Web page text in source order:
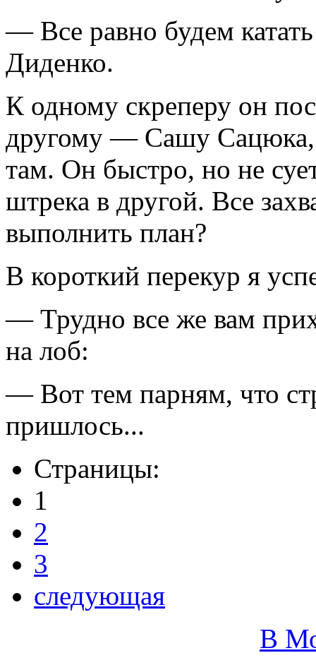
— Все равно будем
Диденко.
К одному скреперу он
другому — Сашу Сацюка,
там. Он быстро, но не
штрека в другой. Все
выполнить план?
В короткий перекур я
— Трудно все же вам
на лоб:
— Вот тем парням, что
пришлось...
Страницы:
1
2
3
следующая
В